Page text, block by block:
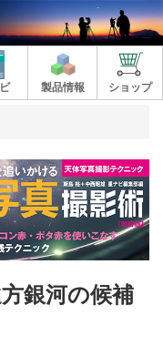
製品情報 ショップ
銀河の候補